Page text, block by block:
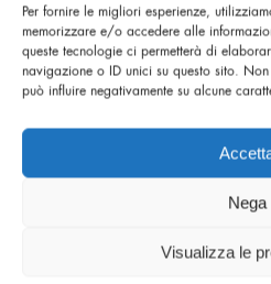
Per fornire le migliori esperienze,
memorizzare e/o accedere alle
queste tecnologie ci permetterà di
navigazione o ID unici su questo sito.
può influire negativamente su alcune
Nega
Visualizza le
WITH CLOSEABLE LID .
This little container is provided
covering and covered with a